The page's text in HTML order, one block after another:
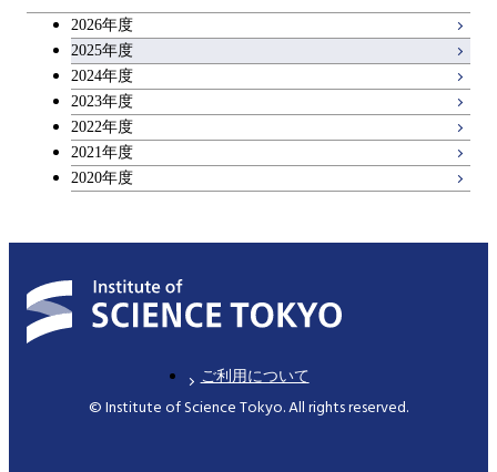
2026年度
2025年度
2024年度
2023年度
2022年度
2021年度
2020年度
ご利用について
© Institute of Science Tokyo. All rights reserved.